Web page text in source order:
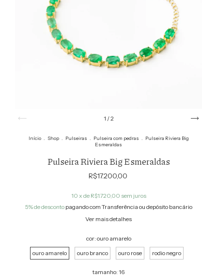
1 /2
Início . Shop . Pulseiras . Pulseira com pedras . Pulseira Riviera Big
Esmeraldas
Pulseira Riviera Big Esmeraldas
R$17.200,00
10 x de R$1.720,00 sem juros
5% de descontopagando com Transferência ou depósito bancário
Ver mais detalhes
cor: ouro amarelo
ouro amarelo
ouro branco ouro rose rodio negro
tamanho: 16